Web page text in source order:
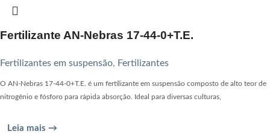
Fertilizante AN-Nebras 17-44-0+T.E.
Fertilizantes em suspensão, Fertilizantes
O AN-Nebras 17-44-0+T.E. é um fertilizante em suspensão composto de alto teor de
nitrogênio e fósforo para rápida absorção. Ideal para diversas culturas,
Leia mais →